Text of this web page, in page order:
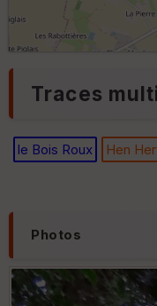
Traces
le Bois Roux Hen
Photos